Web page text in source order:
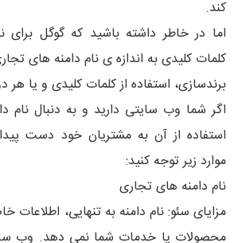
کند.
اما در خاطر داشته باشید که گوگل برای
کلمات کلیدی به اندازه ی نام دامنه های
برندسازی، استفاده از کلمات کلیدی و یا هر
اگر شما وب سایتی دارید و به دنبال نام
استفاده از آن به مشتریان خود دست
موارد زیر توجه کنید:
نام دامنه های تجاری
مزایای سئو: نام دامنه به تنهایی،
محصولات یا خدمات شما نمی دهد. وب